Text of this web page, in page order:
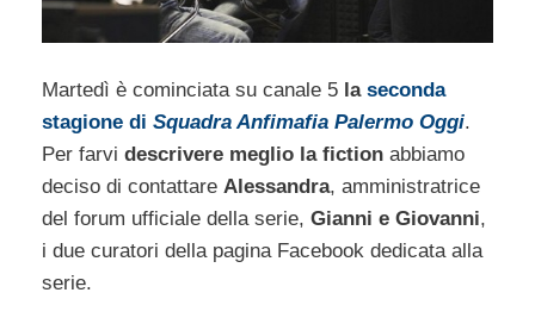
Martedì è cominciata su canale 5 la seconda
stagione di Squadra Anfimafia Palermo Oggi.
Per farvi descrivere meglio la fiction abbiamo
deciso di contattare Alessandra, amministratrice
del forum ufficiale della serie, Gianni e Giovanni,
i due curatori della pagina Facebook dedicata alla
serie.